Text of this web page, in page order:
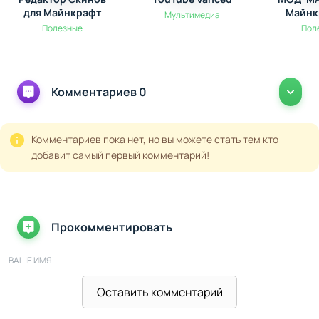
для Майнкрафт
Полезные
Мультимедиа
Комментариев 0
Комментариев пока нет, но вы можете стать тем кто
добавит самый первый комментарий!
Прокомментировать
ВАШЕ ИМЯ
Оставить комментарий